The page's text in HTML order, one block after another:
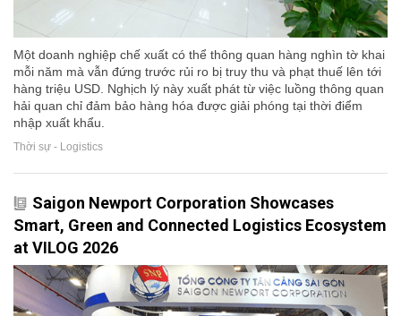
Một doanh nghiệp chế xuất có thể thông quan hàng nghìn tờ khai
mỗi năm mà vẫn đứng trước rủi ro bị truy thu và phạt thuế lên tới
hàng triệu USD. Nghịch lý này xuất phát từ việc luồng thông quan
hải quan chỉ đảm bảo hàng hóa được giải phóng tại thời điểm
nhập xuất khẩu.
Thời sự - Logistics
Saigon Newport Corporation Showcases
Smart, Green and Connected Logistics Ecosystem
at VILOG 2026